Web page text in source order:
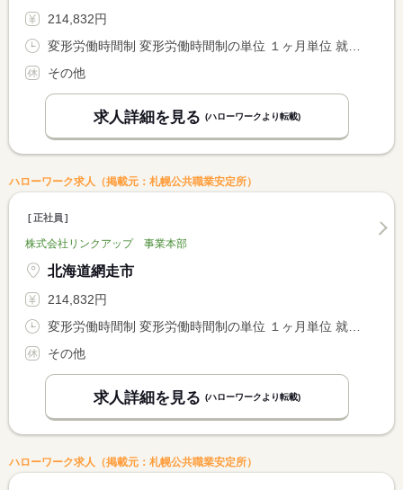
214,832円
その他
求人詳細を見る (ハローワークより転載)
ハローワーク求人（掲載元：札幌公共職業安定所）
正社員
株式会社リンクアップ 事業本部
北海道網走市
214,832円
その他
求人詳細を見る (ハローワークより転載)
ハローワーク求人（掲載元：札幌公共職業安定所）